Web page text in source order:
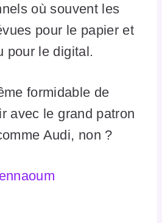
où souvent les
pour le papier et
pour le digital.
formidable de
avec le grand patron
Audi, non ?